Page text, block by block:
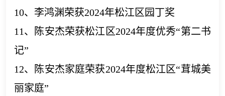
10、李鸿渊荣获2024年松江区园丁奖
11、陈安杰荣获松江区2024年度优秀“第二书
记”
12、陈安杰家庭荣获2024年度松江区“茸城美
丽家庭”